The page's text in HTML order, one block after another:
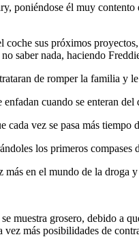
poniéndose él muy
coche sus próximos
saber nada, haciendo
de romper la familia y
enfadan cuando se enteran
cada vez se pasa más
los primeros
más en el mundo de la droga
muestra grosero, debido a
vez más posibilidades de